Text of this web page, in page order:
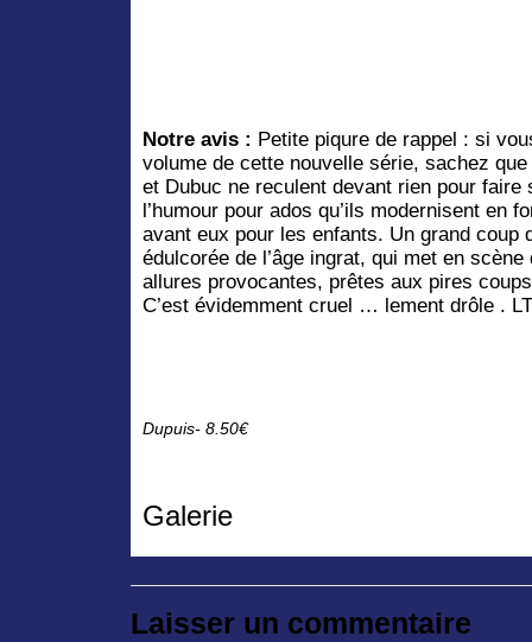
Notre avis : Petite piqure de rappel : si
volume de cette nouvelle série, sachez
et Dubuc ne reculent devant rien pour
l’humour pour ados qu’ils modernisent en
avant eux pour les enfants. Un grand coup
édulcorée de l’âge ingrat, qui met en
allures provocantes, prêtes aux pires
C’est évidemment cruel … lement drôle . LT
Dupuis- 8.50€
Galerie
Laisser un commentaire